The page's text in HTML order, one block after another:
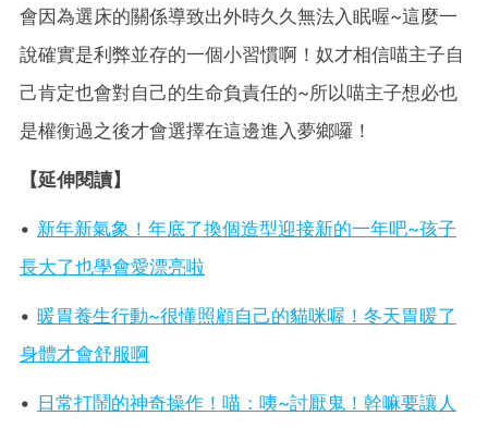
會因為選床的關係導致出外時久久無法入眠喔~這麼一
說確實是利弊並存的一個小習慣啊！奴才相信喵主子自
己肯定也會對自己的生命負責任的~所以喵主子想必也
是權衡過之後才會選擇在這邊進入夢鄉囉！
【延伸閱讀】
• 新年新氣象！年底了換個造型迎接新的一年吧~孩子
長大了也學會愛漂亮啦
• 暖胃養生行動~很懂照顧自己的貓咪喔！冬天胃暖了
身體才會舒服啊
• 日常打鬧的神奇操作！喵：咦~討厭鬼！幹嘛要讓人